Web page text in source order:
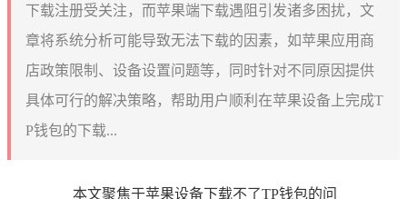
下载注册受关注，而苹果端下载遇阻引发诸多困扰，文
章将系统分析可能导致无法下载的因素，如苹果应用商
店政策限制、设备设置问题等，同时针对不同原因提供
具体可行的解决策略，帮助用户顺利在苹果设备上完成T
P钱包的下载...
本文聚焦于苹果设备下载不了TP钱包的问